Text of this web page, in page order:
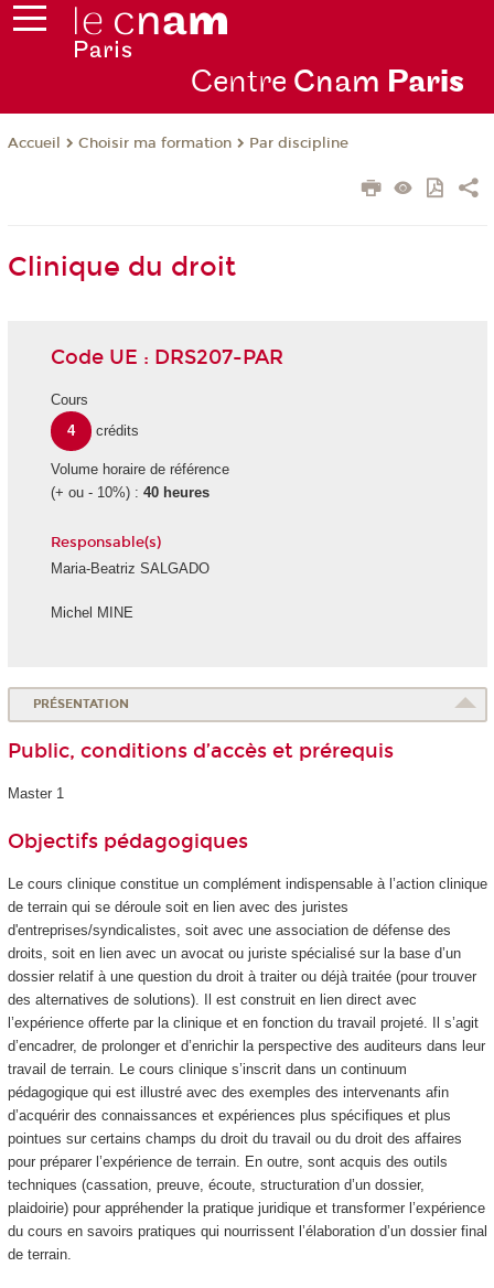
Centre Cnam Paris
Accueil Choisir ma formation Par discipline
Clinique du droit
Code UE : DRS207-PAR
Cours
4
crédits
Volume horaire de référence
(+ ou - 10%) : 40 heures
Responsable(s)
Maria-Beatriz SALGADO
Michel MINE
PRÉSENTATION
Public, conditions d’accès et prérequis
Master 1
Objectifs pédagogiques
Le cours clinique constitue un complément indispensable à l’action clinique
de terrain qui se déroule soit en lien avec des juristes
d'entreprises/syndicalistes, soit avec une association de défense des
droits, soit en lien avec un avocat ou juriste spécialisé sur la base d’un
dossier relatif à une question du droit à traiter ou déjà traitée (pour trouver
des alternatives de solutions). Il est construit en lien direct avec
l’expérience offerte par la clinique et en fonction du travail projeté. Il s’agit
d’encadrer, de prolonger et d’enrichir la perspective des auditeurs dans leur
travail de terrain. Le cours clinique s’inscrit dans un continuum
pédagogique qui est illustré avec des exemples des intervenants afin
d’acquérir des connaissances et expériences plus spécifiques et plus
pointues sur certains champs du droit du travail ou du droit des affaires
pour préparer l’expérience de terrain. En outre, sont acquis des outils
techniques (cassation, preuve, écoute, structuration d’un dossier,
plaidoirie) pour appréhender la pratique juridique et transformer l’expérience
du cours en savoirs pratiques qui nourrissent l’élaboration d’un dossier final
de terrain.